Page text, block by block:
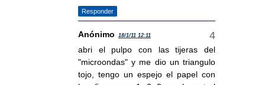
Responder
Anónimo 18/1/11 12:11
abri el pulpo con las tijeras del
"microondas" y me dio un triangulo
tojo, tengo un espejo el papel con